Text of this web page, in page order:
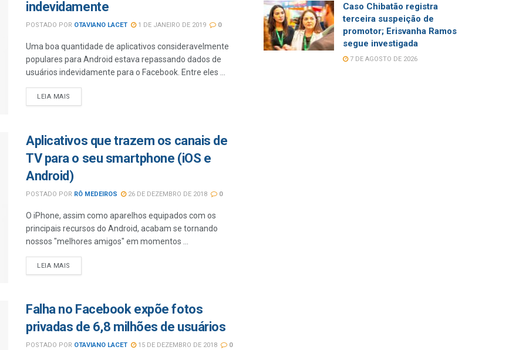
indevidamente
POSTADO POR OTAVIANO LACET 1 DE JANEIRO DE 2019 0
Uma boa quantidade de aplicativos consideravelmente
populares para Android estava repassando dados de
usuários indevidamente para o Facebook. Entre eles ...
LEIA MAIS
Aplicativos que trazem os canais de
TV para o seu smartphone (iOS e
Android)
POSTADO POR RÔ MEDEIROS 26 DE DEZEMBRO DE 2018 0
O iPhone, assim como aparelhos equipados com os
principais recursos do Android, acabam se tornando
nossos "melhores amigos" em momentos ...
LEIA MAIS
Falha no Facebook expõe fotos
privadas de 6,8 milhões de usuários
POSTADO POR OTAVIANO LACET 15 DE DEZEMBRO DE 2018 0
Caso Chibatão registra
terceira suspeição de
promotor; Erisvanha Ramos
segue investigada
7 DE AGOSTO DE 2026